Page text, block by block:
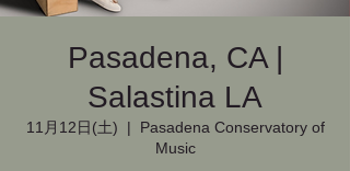
Pasadena, CA |
Salastina LA
11月12日(土)
  |
Pasadena Conservatory of
Music